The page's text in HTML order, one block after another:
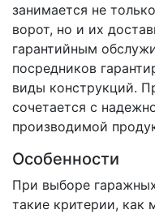
занимается не
ворот, но и их
гарантийным
посредников
виды конструкций.
сочетается с
производимой
Особенности
При выборе
такие критерии, как